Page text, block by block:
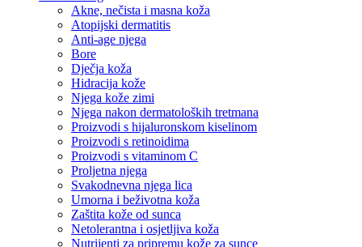
Akne, nečista i masna koža
Atopijski dermatitis
Anti-age njega
Bore
Dječja koža
Hidracija kože
Njega kože zimi
Njega nakon dermatoloških tretmana
Proizvodi s hijaluronskom kiselinom
Proizvodi s retinoidima
Proizvodi s vitaminom C
Proljetna njega
Svakodnevna njega lica
Umorna i beživotna koža
Zaštita kože od sunca
Netolerantna i osjetljiva koža
Nutrijenti za pripremu kože za sunce